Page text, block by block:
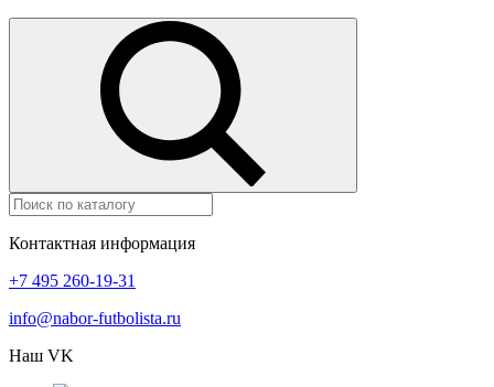
Контактная информация
+7 495 260-19-31
info@nabor-futbolista.ru
Наш VK